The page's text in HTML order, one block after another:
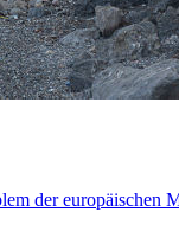
der europäischen